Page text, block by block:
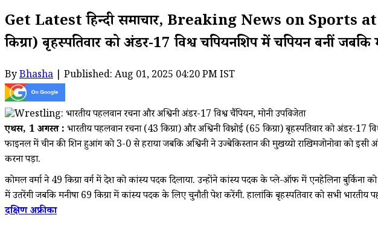
Get Latest हिन्दी समाचार, Breaking News on Sports at
किग्रा) बृहस्पतिवार को अंडर-17 विश्व चैंपियनशिप में चैंपियन बनीं
ByBhasha | Published: Aug 01, 2025 04:20 PM IST
एथेंस, 1 अगस्त : भारतीय पहलवान रचना (43 किग्रा) और अश्विनी विश्नोई (65 किग्रा) बृहस्पतिवार को अंडर-
फाइनल में चीन की शिन हुआंग को 3-0 से हराया जबकि अश्विनी ने उज्बेकिस्तान की मुखय्यो राखिमजोनोवा को
करना पड़ा.
कोमल वर्मा ने 49 किग्रा वर्ग में देश को कांस्य पदक दिलाया. उन्होंने कांस्य पदक के प्ले-ऑफ में एनहेलिना
में उतरेंगी जबकि मनीषा 69 किग्रा में कांस्य पदक के लिए चुनौती पेश करेंगी. हालांकि बृहस्पतिवार को सभी
दक्षिण अफ्रीका